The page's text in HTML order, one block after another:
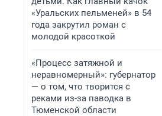
«Уральских пельменей» в 54
года закрутил роман с
молодой красоткой
«Процесс затяжной и
неравномерный»: губернатор
— о том, что творится с
реками из-за паводка в
Тюменской области